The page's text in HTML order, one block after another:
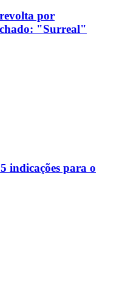
por
"Surreal"
indicações para o